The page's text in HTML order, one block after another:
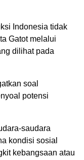
Indonesia tidak
Gatot melalui
dilihat pada
soal
potensi
saudara
kondisi sosial
kebangsaan atau